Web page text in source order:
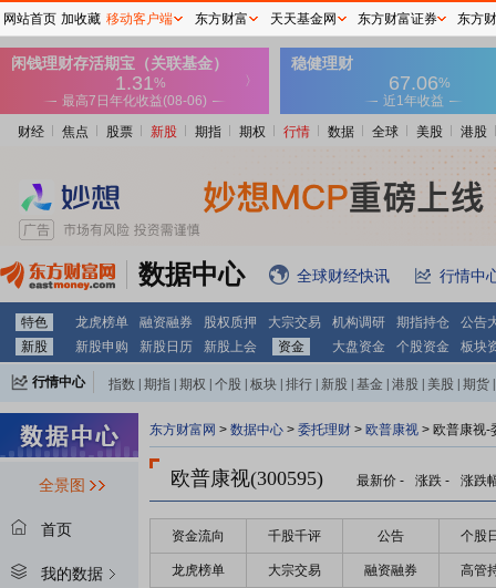
财经 焦点 股票 新股 期指 期权 行情 数据 全球 美股 港股
数据中心 全球财经快讯 行情中
特色 龙虎榜单 融资融券 股权质押 大宗交易 机构调研 期指持仓
公告
新股
新股申购 新股日历 新股上会 资金 大盘资金 个股资金 板块
行情中心 指数 期指 期权 个股 板块 排行 新股 基金 港股 美股 期货
全景图
首页
我的数据
东方财富网 > 数据中心 > 委托理财 > 欧普康视 > 欧普康视-
欧普康视(300595) 最新价 - 涨跌 - 涨跌
资金流向 千股千评 公告 个股
龙虎榜单 大宗交易 融资融券 高管
网站首页 加收藏 移动客户端 东方财富 天天基金网 东方财富证券 东方